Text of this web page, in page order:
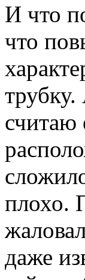
И что
что
считаю
плохо.
даже